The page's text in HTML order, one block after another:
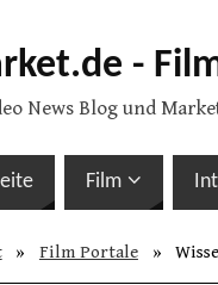
-
News Blog und
Film
» Film Portale »